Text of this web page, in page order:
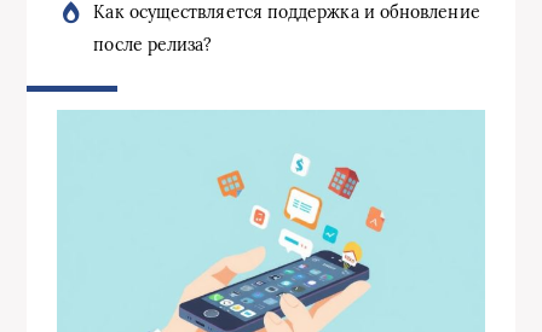
Как осуществляется поддержка и обновление
после релиза?